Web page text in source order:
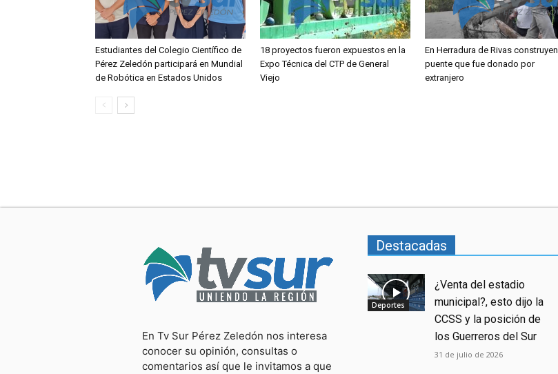
Estudiantes del Colegio Científico de
Pérez Zeledón participará en Mundial
de Robótica en Estados Unidos
18 proyectos fueron expuestos en la
Expo Técnica del CTP de General
Viejo
En Herradura de Rivas construyen
puente que fue donado por
extranjero
En Tv Sur Pérez Zeledón nos interesa
conocer su opinión, consultas o
comentarios así que le invitamos a que
Destacadas
Deportes
¿Venta del estadio
municipal?, esto dijo la
CCSS y la posición de
los Guerreros del Sur
31 de julio de 2026